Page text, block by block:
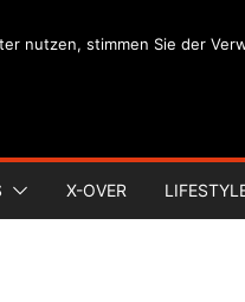
X-OVER
nutzen, stimmen Sie der